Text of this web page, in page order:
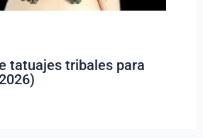
tatuajes tribales para